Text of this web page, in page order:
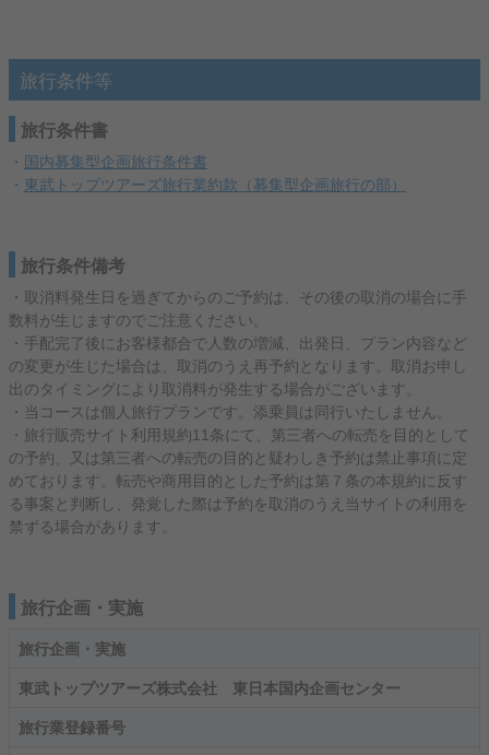
旅行条件等
旅行条件書
・ 国内募集型企画旅行条件書
・ 東武トップツアーズ旅行業約款（募集型企画旅行の部）
旅行条件備考
・取消料発生日を過ぎてからのご予約は、その後の取消の場合に手
数料が生じますのでご注意ください。
・手配完了後にお客様都合で人数の増減、出発日、プラン内容など
の変更が生じた場合は、取消のうえ再予約となります。取消お申し
出のタイミングにより取消料が発生する場合がございます。
・当コースは個人旅行プランです。添乗員は同行いたしません。
・旅行販売サイト利用規約11条にて、第三者への転売を目的として
の予約、又は第三者への転売の目的と疑わしき予約は禁止事項に定
めております。転売や商用目的とした予約は第７条の本規約に反す
る事案と判断し、発覚した際は予約を取消のうえ当サイトの利用を
禁ずる場合があります。
旅行企画・実施
旅行企画・実施
東武トップツアーズ株式会社 東日本国内企画センター
旅行業登録番号